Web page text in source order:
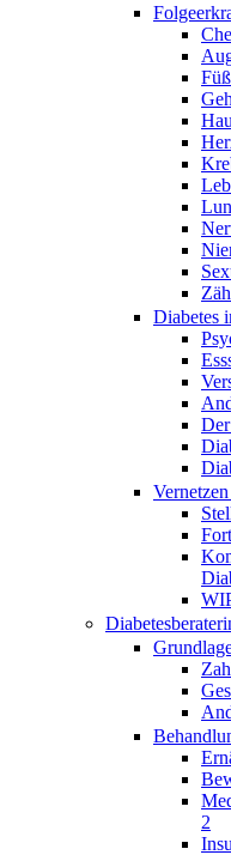
Diabetes
Vernetzen
2